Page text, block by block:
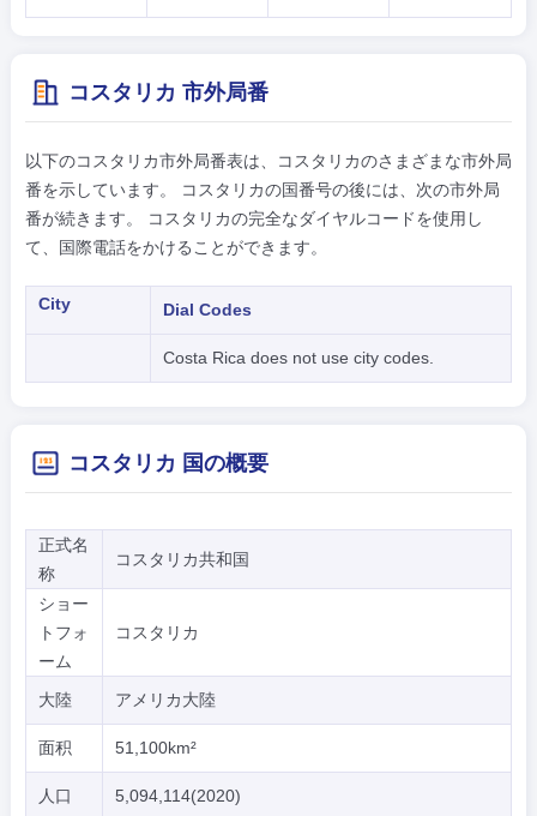
コスタリカ 市外局番
以下のコスタリカ市外局番表は、コスタリカのさまざまな市外局
番を示しています。 コスタリカの国番号の後には、次の市外局
番が続きます。 コスタリカの完全なダイヤルコードを使用し
て、国際電話をかけることができます。
City Dial Codes
Costa Rica does not use city codes.
コスタリカ 国の概要
正式名
称
コスタリカ共和国
ショー
トフォ
ーム
コスタリカ
大陸 アメリカ大陸
面积 51,100km²
人口 5,094,114(2020)